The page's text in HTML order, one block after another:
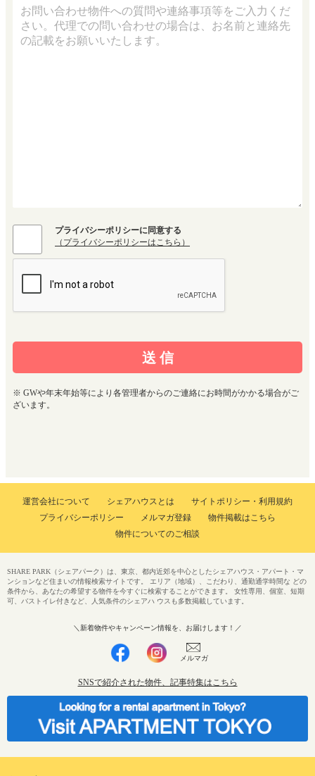
プライバシーポリシーに同意する
（プライバシーポリシーはこちら）
※ GWや年末年始等により各管理者からのご連絡にお時間がかかる場合がご
ざいます。
運営会社について シェアハウスとは
サイトポリシー・利用規約
プライバシーポリシー
メルマガ登録
物件掲載はこちら
物件についてのご相談
SHARE PARK（シェアパーク）は、東京、都内近郊を中心としたシェアハウス・アパート・マ
ンションなど住まいの情報検索サイトです。 エリア（地域）、こだわり、通勤通学時間な どの
条件から、あなたの希望する物件を今すぐに検索することができます。 女性専用、個室、短期
可、バストイレ付きなど、人気条件のシェアハ ウスも多数掲載しています。
＼新着物件やキャンペーン情報を、お届けします！／
メルマガ
SNSで紹介された物件、記事特集はこちら